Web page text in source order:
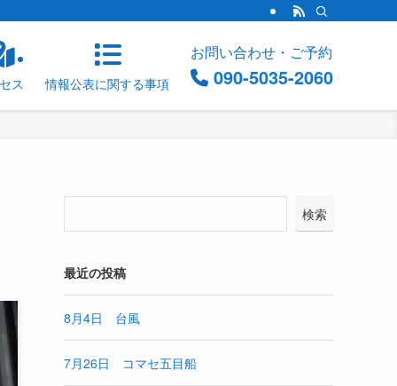
ス 情報公表に関する事項
お問い合わせ・ご予約
090-5035-2060
検索
最近の投稿
8月4日 台風
7月26日 コマセ五目船